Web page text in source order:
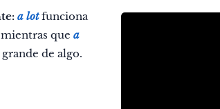
a lot funciona
que a
de algo.